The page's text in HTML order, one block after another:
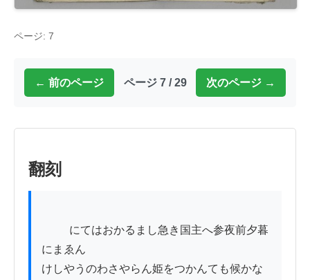
ページ: 7
← 前のページ ページ 7 / 29 次のページ →
翻刻
にまゑん
けしやうのわさやらん姫をつかんても候かな